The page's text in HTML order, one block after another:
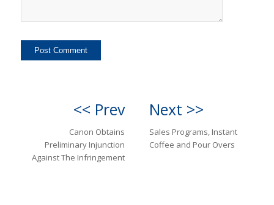
<< Prev
Canon Obtains
Preliminary Injunction
Against The Infringement
Next >>
Sales Programs, Instant
Coffee and Pour Overs